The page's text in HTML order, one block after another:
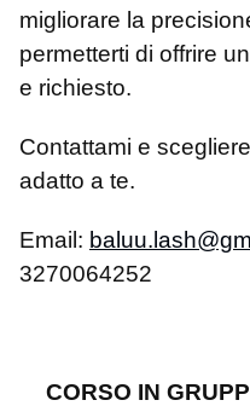
migliorare la
permetterti di offrire
e richiesto.
Contattami e
adatto a te.
Email:
3270064252
CORSO IN